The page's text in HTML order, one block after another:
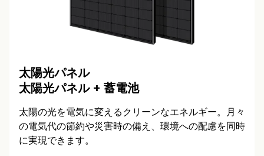
太陽光パネル
太陽光パネル + 蓄電池
太陽の光を電気に変えるクリーンなエネルギー。月々
の電気代の節約や災害時の備え、環境への配慮を同時
に実現できます。